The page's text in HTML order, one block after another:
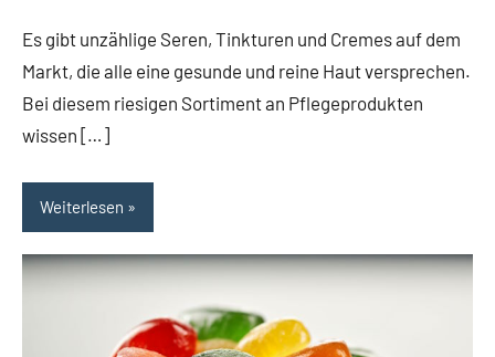
Es gibt unzählige Seren, Tinkturen und Cremes auf dem
Markt, die alle eine gesunde und reine Haut versprechen.
Bei diesem riesigen Sortiment an Pflegeprodukten
wissen […]
Weiterlesen